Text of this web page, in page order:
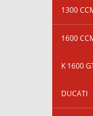
1300
1600
K 1600
DUCATI